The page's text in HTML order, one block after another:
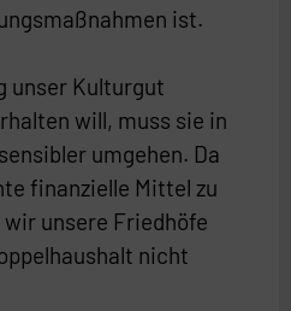
ist.
unser Kulturgut
will, muss sie in
umgehen. Da
finanzielle Mittel zu
unsere Friedhöfe
nicht